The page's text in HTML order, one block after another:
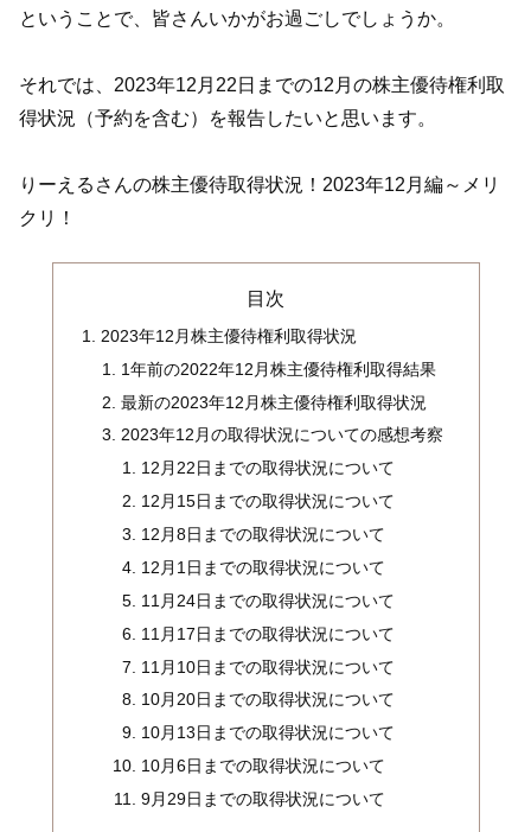
ということで、皆さんいかがお過ごしでしょうか。
それでは、2023年12月22日までの12月の株主優待権利取
得状況（予約を含む）を報告したいと思います。
りーえるさんの株主優待取得状況！2023年12月編～メリ
クリ！
目次
2023年12月株主優待権利取得状況
1年前の2022年12月株主優待権利取得結果
最新の2023年12月株主優待権利取得状況
2023年12月の取得状況についての感想考察
12月22日までの取得状況について
12月15日までの取得状況について
12月8日までの取得状況について
12月1日までの取得状況について
11月24日までの取得状況について
11月17日までの取得状況について
11月10日までの取得状況について
10月20日までの取得状況について
10月13日までの取得状況について
10月6日までの取得状況について
9月29日までの取得状況について